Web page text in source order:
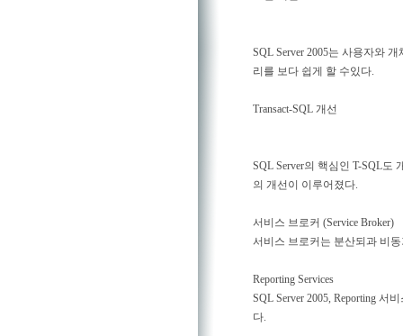
SQL Server 2005는 사용자와
리를 보다 쉽게 할 수있다.
Transact-SQL 개선
SQL Server의 핵심인 T-SQL도
의 개선이 이루어졌다.
서비스 브로커 (Service Broker)
서비스 브로커는 분산되과 비
Reporting Services
SQL Server 2005, Reporting 서
다.